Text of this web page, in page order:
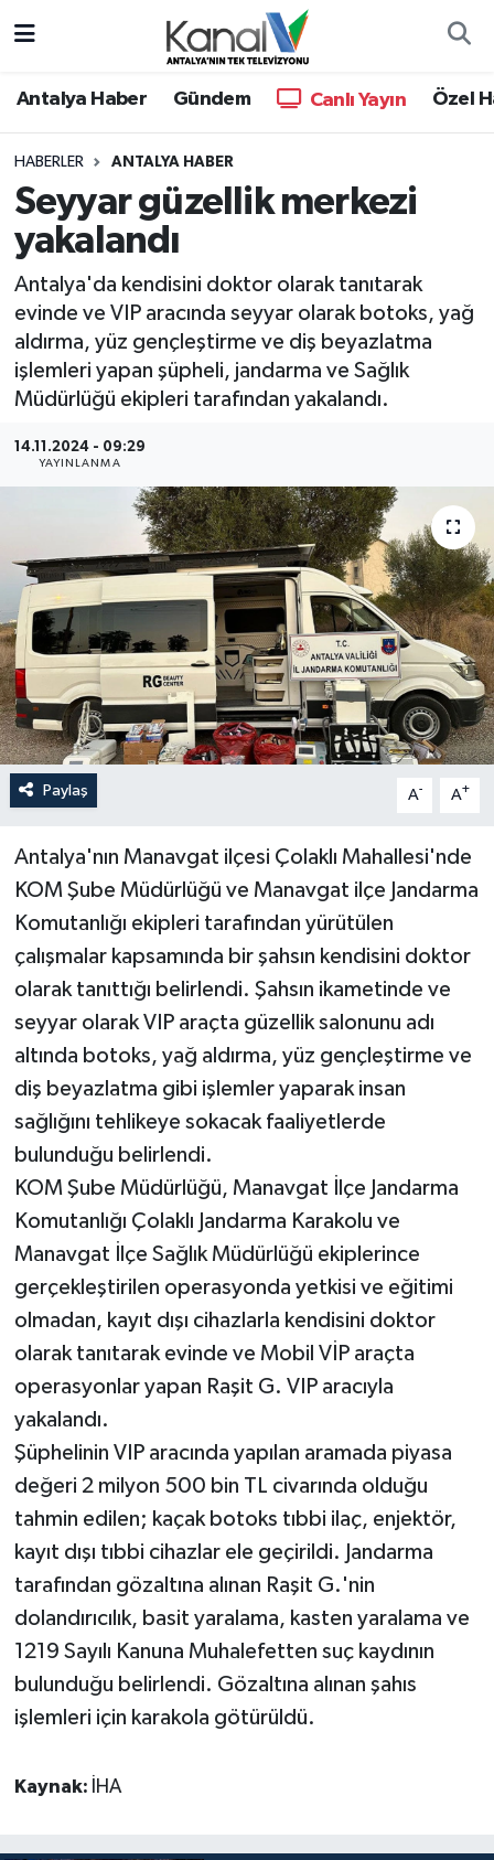
Antalya Haber Gündem Canlı Yayın Özel
HABERLER ANTALYA HABER
Seyyar güzellik merkezi
yakalandı
Antalya'da kendisini doktor olarak tanıtarak
evinde ve VIP aracında seyyar olarak botoks, yağ
aldırma, yüz gençleştirme ve diş beyazlatma
işlemleri yapan şüpheli, jandarma ve Sağlık
Müdürlüğü ekipleri tarafından yakalandı.
14.11.2024 - 09:29
YAYINLANMA
Paylaş A- A+
Antalya'nın Manavgat ilçesi Çolaklı Mahallesi'nde
KOM Şube Müdürlüğü ve Manavgat ilçe Jandarma
Komutanlığı ekipleri tarafından yürütülen
çalışmalar kapsamında bir şahsın kendisini doktor
olarak tanıttığı belirlendi. Şahsın ikametinde ve
seyyar olarak VIP araçta güzellik salonunu adı
altında botoks, yağ aldırma, yüz gençleştirme ve
diş beyazlatma gibi işlemler yaparak insan
sağlığını tehlikeye sokacak faaliyetlerde
bulunduğu belirlendi.
KOM Şube Müdürlüğü, Manavgat İlçe Jandarma
Komutanlığı Çolaklı Jandarma Karakolu ve
Manavgat İlçe Sağlık Müdürlüğü ekiplerince
gerçekleştirilen operasyonda yetkisi ve eğitimi
olmadan, kayıt dışı cihazlarla kendisini doktor
olarak tanıtarak evinde ve Mobil VİP araçta
operasyonlar yapan Raşit G. VIP aracıyla
yakalandı.
Şüphelinin VIP aracında yapılan aramada piyasa
değeri 2 milyon 500 bin TL civarında olduğu
tahmin edilen; kaçak botoks tıbbi ilaç, enjektör,
kayıt dışı tıbbi cihazlar ele geçirildi. Jandarma
tarafından gözaltına alınan Raşit G.'nin
dolandırıcılık, basit yaralama, kasten yaralama ve
1219 Sayılı Kanuna Muhalefetten suç kaydının
bulunduğu belirlendi. Gözaltına alınan şahıs
işlemleri için karakola götürüldü.
Kaynak: İHA
Antalya Haber
Dünya
Eğitim
Ekonomi
Gündem
Haberler
KANALV Spor
Kültür Sanat
Magazin
Öğle Bülteni
Siyaset
Sosyal medya
Spor
Televizyon
Turizm
Yaşam
Hava Durumu
Trafik Durumu
Süper Lig Puan Durumu ve Fikstür
Tüm Manşetler
Son Dakika Haberleri